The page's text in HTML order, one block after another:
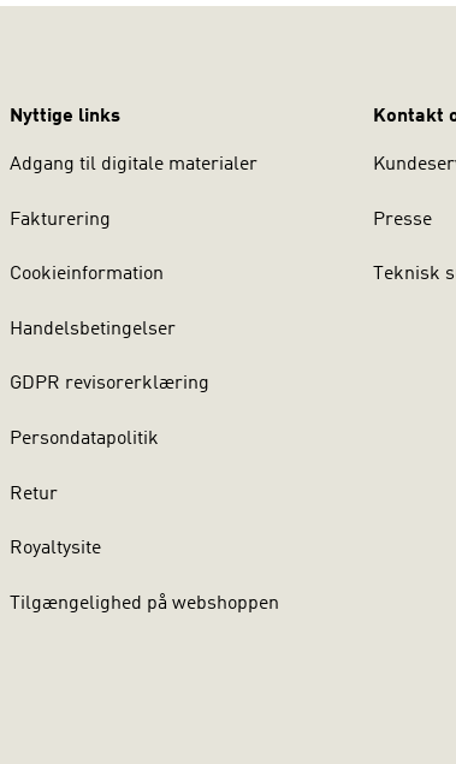
Nyttige links
Adgang til digitale materialer
Fakturering
Cookieinformation
Handelsbetingelser
GDPR revisorerklæring
Persondatapolitik
Retur
Royaltysite
Tilgængelighed på webshoppen
Kontakt
Presse
Teknisk